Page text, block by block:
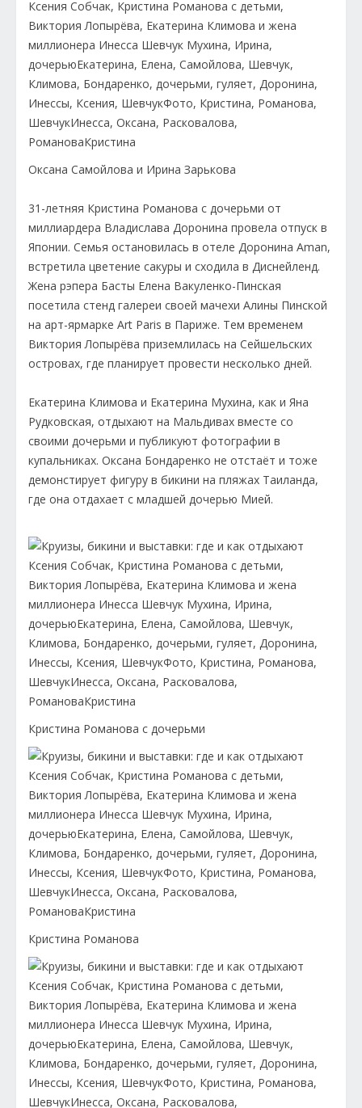
Оксана Самойлова и Ирина Зарькова
31-летняя Кристина Романова с дочерьми от
миллиардера Владислава Доронина провела отпуск в
Японии. Семья остановилась в отеле Доронина Aman,
встретила цветение сакуры и сходила в Диснейленд.
Жена рэпера Басты Елена Вакуленко-Пинская
посетила стенд галереи своей мачехи Алины Пинской
на арт-ярмарке Art Paris в Париже. Тем временем
Виктория Лопырёва приземлилась на Сейшельских
островах, где планирует провести несколько дней.
Екатерина Климова и Екатерина Мухина, как и Яна
Рудковская, отдыхают на Мальдивах вместе со
своими дочерьми и публикуют фотографии в
купальниках. Оксана Бондаренко не отстаёт и тоже
демонстирует фигуру в бикини на пляжах Таиланда,
где она отдахает с младшей дочерью Мией.
Кристина Романова с дочерьми
Кристина Романова